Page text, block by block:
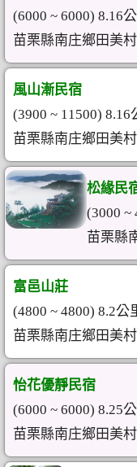
(6000 ~ 6000) 8.16
苗栗縣南庄鄉田美
風山漸民宿
(3900 ~ 11500) 8.16
苗栗縣南庄鄉田美
松緣民
(3000 ~
苗栗縣
富邑山莊
(4800 ~ 4800) 8.2公
苗栗縣南庄鄉田美
怡花優靜民宿
(6000 ~ 6000) 8.25
苗栗縣南庄鄉田美